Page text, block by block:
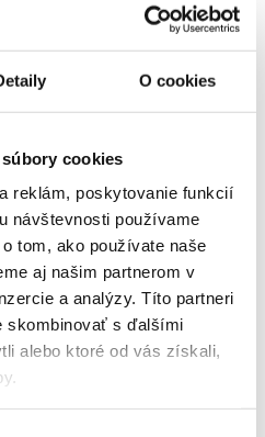
O cookies
cookies
reklám, poskytovanie funkcií
návštevnosti používame
tom, ako používate naše
aj našim partnerom v
a analýzy. Títo partneri
skombinovať s ďalšími
alebo ktoré od vás získali,
Košický kraj
Levoča Medzilaborce
služby